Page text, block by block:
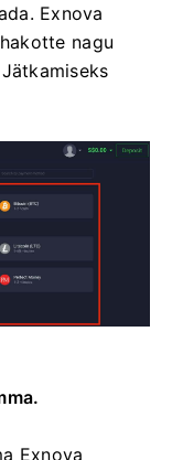
Exnova
nagu
Exnova